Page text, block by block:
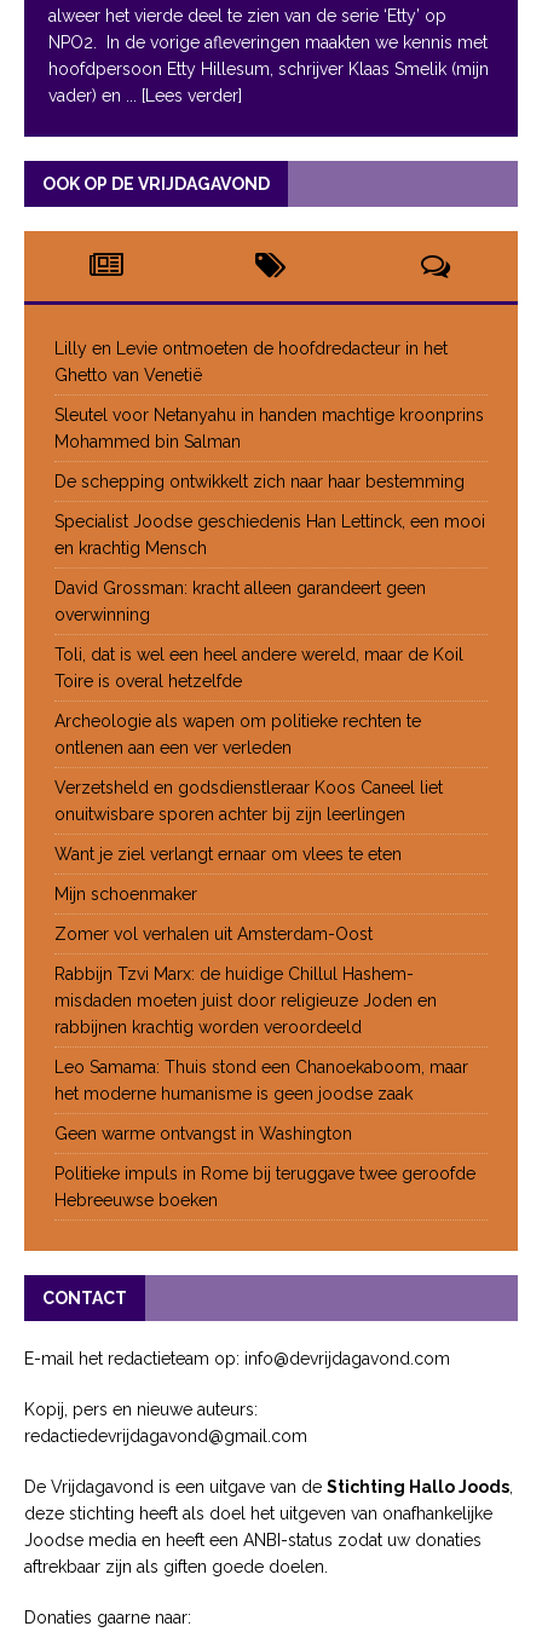
alweer het vierde deel te zien van de serie ‘Etty’ op
NPO2. In de vorige afleveringen maakten we kennis met
hoofdpersoon Etty Hillesum, schrijver Klaas Smelik (mijn
vader) en
... [Lees verder]
OOK OP DE VRIJDAGAVOND
Lilly en Levie ontmoeten de hoofdredacteur in het
Ghetto van Venetië
Sleutel voor Netanyahu in handen machtige kroonprins
Mohammed bin Salman
De schepping ontwikkelt zich naar haar bestemming
Specialist Joodse geschiedenis Han Lettinck, een mooi
en krachtig Mensch
David Grossman: kracht alleen garandeert geen
overwinning
Toli, dat is wel een heel andere wereld, maar de Koil
Toire is overal hetzelfde
Archeologie als wapen om politieke rechten te
ontlenen aan een ver verleden
Verzetsheld en godsdienstleraar Koos Caneel liet
onuitwisbare sporen achter bij zijn leerlingen
Want je ziel verlangt ernaar om vlees te eten
Mijn schoenmaker
Zomer vol verhalen uit Amsterdam-Oost
Rabbijn Tzvi Marx: de huidige Chillul Hashem-
misdaden moeten juist door religieuze Joden en
rabbijnen krachtig worden veroordeeld
Leo Samama: Thuis stond een Chanoekaboom, maar
het moderne humanisme is geen joodse zaak
Geen warme ontvangst in Washington
Politieke impuls in Rome bij teruggave twee geroofde
Hebreeuwse boeken
CONTACT
E-mail het redactieteam op: info@devrijdagavond.com
Kopij, pers en nieuwe auteurs:
redactiedevrijdagavond@gmail.com
De Vrijdagavond is een uitgave van de Stichting Hallo Joods
deze stichting heeft als doel het uitgeven van onafhankelijke
Joodse media en heeft een ANBI-status zodat uw donaties
aftrekbaar zijn als giften goede doelen.
Donaties gaarne naar: